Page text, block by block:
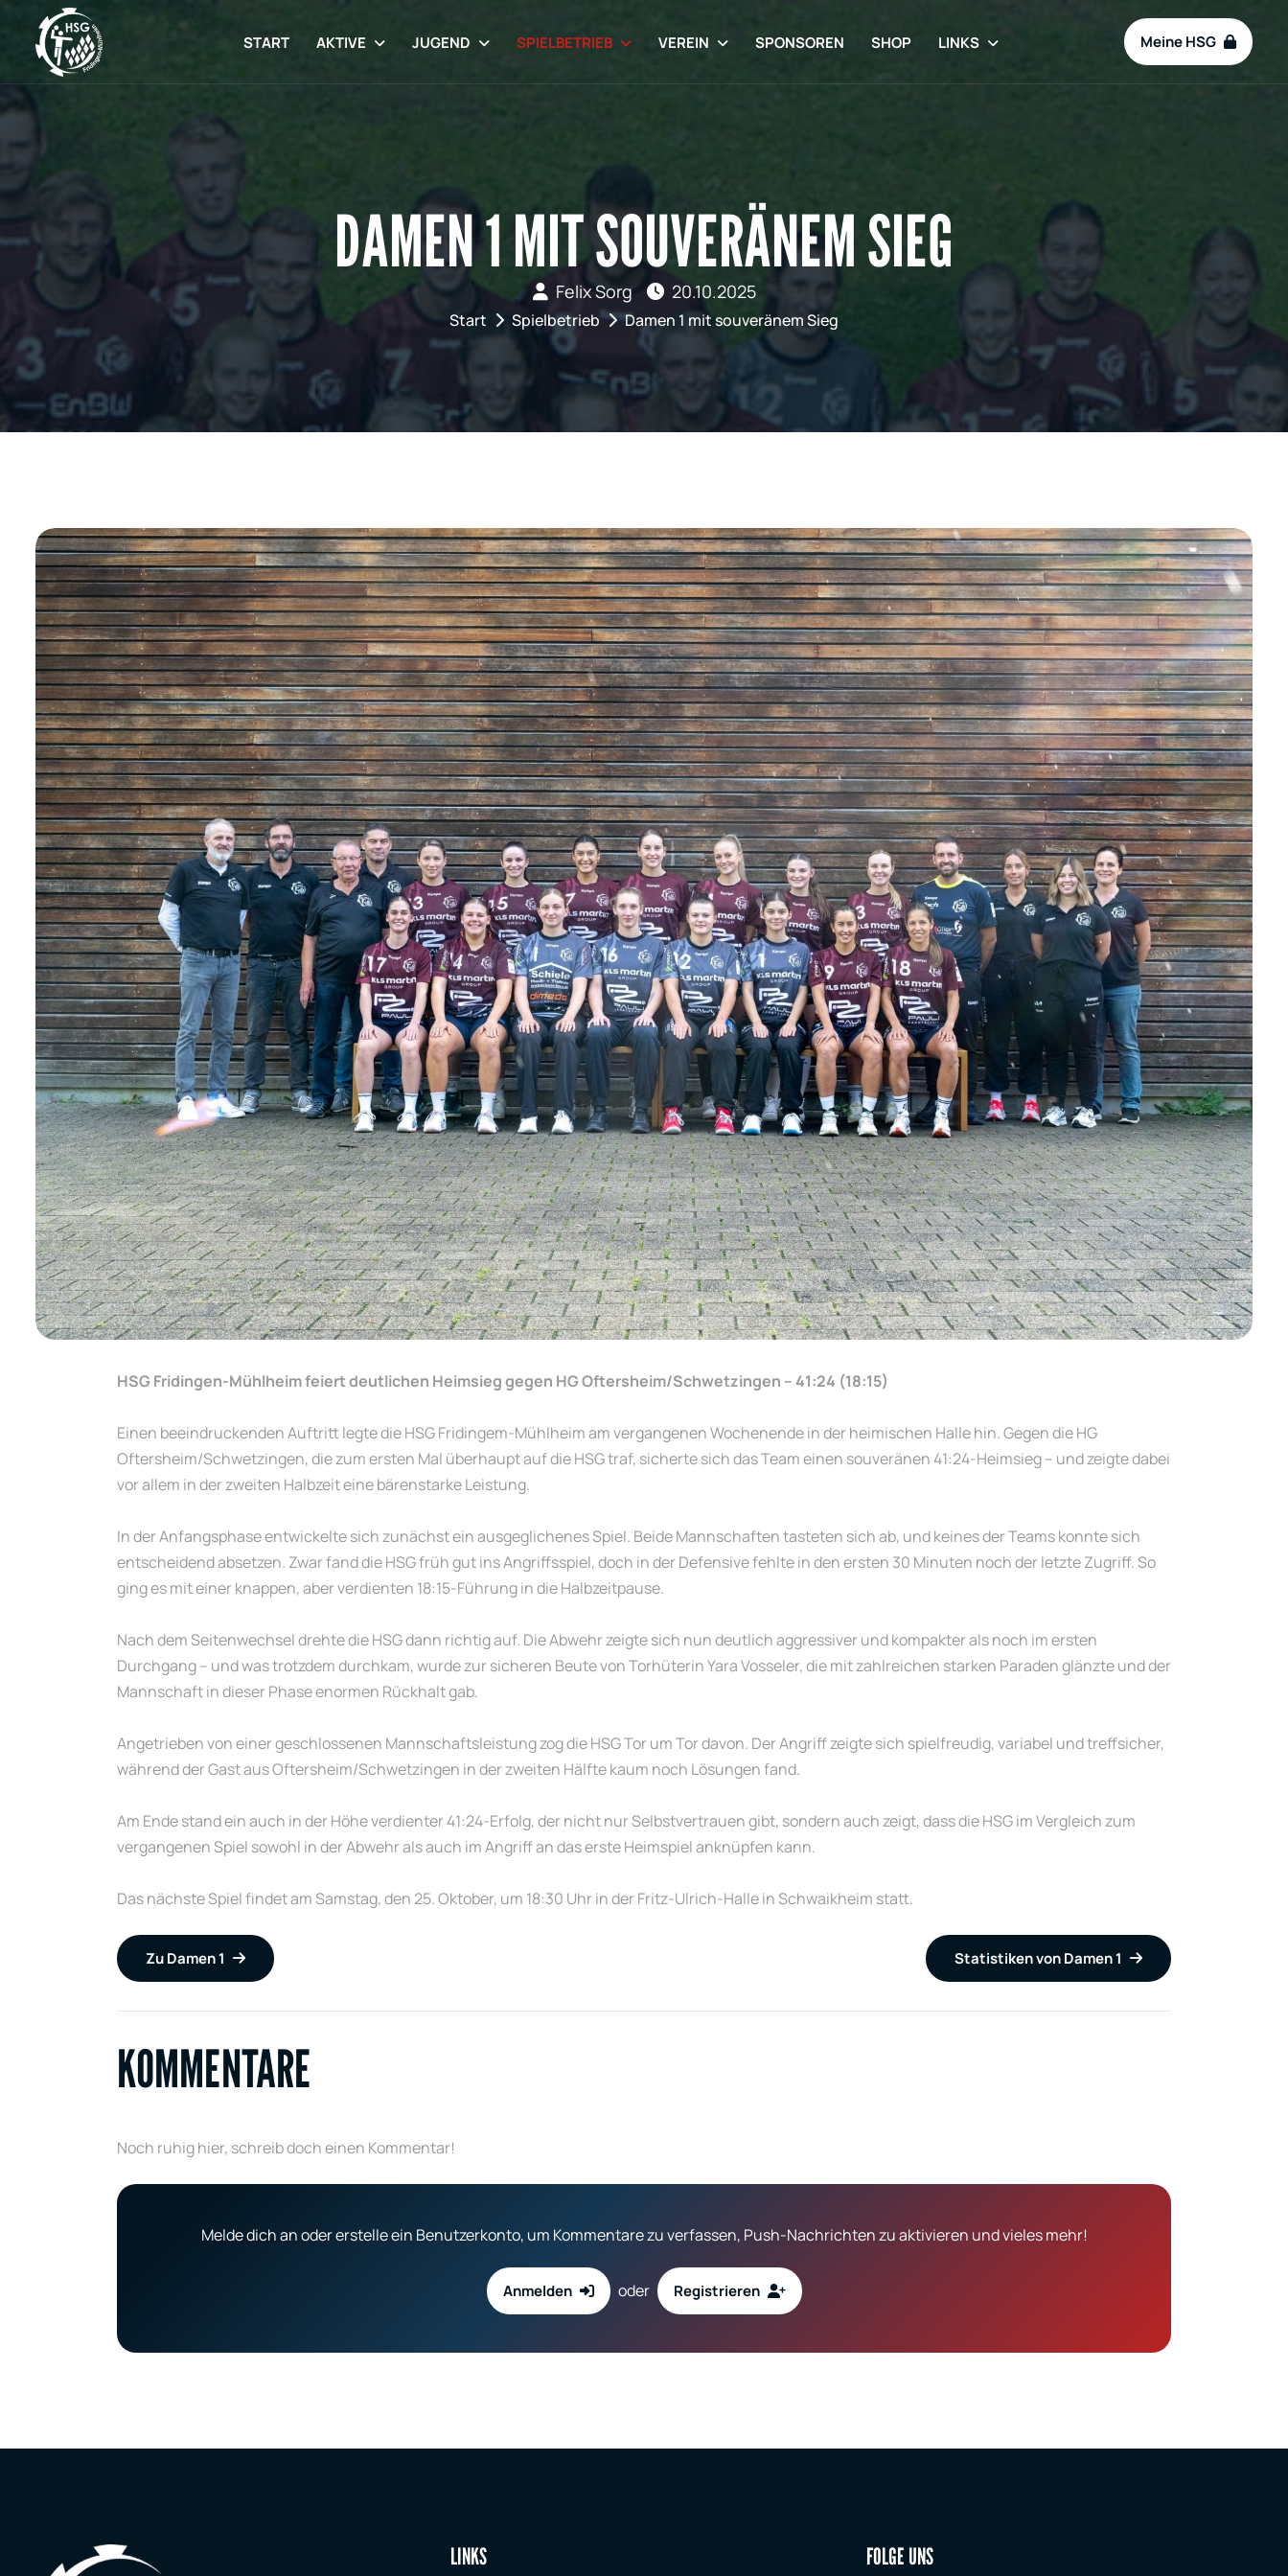
START AKTIVE JUGEND SPIELBETRIEB VEREIN SPONSOREN SHOP LINKS Meine HSG
DAMEN 1 MIT SOUVERÄNEM SIEG
Felix Sorg 20.10.2025
Start Spielbetrieb Damen 1 mit souveränem Sieg
HSG Fridingen-Mühlheim feiert deutlichen Heimsieg gegen HG Oftersheim/Schwetzingen – 41:24 (18:15)
Einen beeindruckenden Auftritt legte die HSG Fridingem-Mühlheim am vergangenen Wochenende in der heimischen Halle hin. Gegen die HG
Oftersheim/Schwetzingen, die zum ersten Mal überhaupt auf die HSG traf, sicherte sich das Team einen souveränen 41:24-Heimsieg – und zeigte dabei
vor allem in der zweiten Halbzeit eine bärenstarke Leistung.
In der Anfangsphase entwickelte sich zunächst ein ausgeglichenes Spiel. Beide Mannschaften tasteten sich ab, und keines der Teams konnte sich
entscheidend absetzen. Zwar fand die HSG früh gut ins Angriffsspiel, doch in der Defensive fehlte in den ersten 30 Minuten noch der letzte Zugriff. So
ging es mit einer knappen, aber verdienten 18:15-Führung in die Halbzeitpause.
Nach dem Seitenwechsel drehte die HSG dann richtig auf. Die Abwehr zeigte sich nun deutlich aggressiver und kompakter als noch im ersten
Durchgang – und was trotzdem durchkam, wurde zur sicheren Beute von Torhüterin Yara Vosseler, die mit zahlreichen starken Paraden glänzte und der
Mannschaft in dieser Phase enormen Rückhalt gab.
Angetrieben von einer geschlossenen Mannschaftsleistung zog die HSG Tor um Tor davon. Der Angriff zeigte sich spielfreudig, variabel und treffsicher,
während der Gast aus Oftersheim/Schwetzingen in der zweiten Hälfte kaum noch Lösungen fand.
Am Ende stand ein auch in der Höhe verdienter 41:24-Erfolg, der nicht nur Selbstvertrauen gibt, sondern auch zeigt, dass die HSG im Vergleich zum
vergangenen Spiel sowohl in der Abwehr als auch im Angriff an das erste Heimspiel anknüpfen kann.
Das nächste Spiel findet am Samstag, den 25. Oktober, um 18:30 Uhr in der Fritz-Ulrich-Halle in Schwaikheim statt.
Zu Damen 1 Statistiken von Damen 1
KOMMENTARE
Noch ruhig hier, schreib doch einen Kommentar!
Melde dich an oder erstelle ein Benutzerkonto, um Kommentare zu verfassen, Push-Nachrichten zu aktivieren und vieles mehr!
Anmelden oder Registrieren
LINKS FOLGE UNS